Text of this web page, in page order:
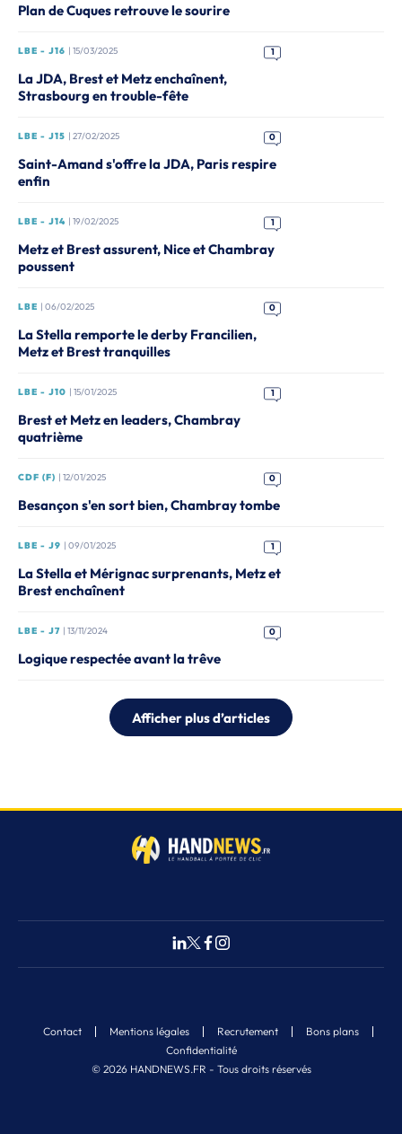
Plan de Cuques retrouve le sourire
LBE - J16 | 15/03/2025 1
La JDA, Brest et Metz enchaînent,
Strasbourg en trouble-fête
LBE - J15 | 27/02/2025 0
Saint-Amand s'offre la JDA, Paris respire
enfin
LBE - J14 | 19/02/2025 1
Metz et Brest assurent, Nice et Chambray
poussent
LBE | 06/02/2025 0
La Stella remporte le derby Francilien,
Metz et Brest tranquilles
LBE - J10 | 15/01/2025 1
Brest et Metz en leaders, Chambray
quatrième
CDF (F) | 12/01/2025 0
Besançon s'en sort bien, Chambray tombe
LBE - J9 | 09/01/2025 1
La Stella et Mérignac surprenants, Metz et
Brest enchaînent
LBE - J7 | 13/11/2024 0
Logique respectée avant la trêve
Afficher plus d’articles
© 2026 HANDNEWS.FR - Tous droits réservés
Contact Mentions légales Recrutement
Bons plans
Confidentialité